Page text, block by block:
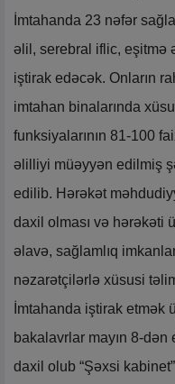
İmtahanda 23 nəfər
əlil, serebral iflic, eşitmə
iştirak edəcək. Onların
imtahan binalarında
funksiyalarının 81-100
əlilliyi müəyyən edilmiş
edilib. Hərəkət
daxil olması və hərəkəti
əlavə, sağlamlıq
nəzarətçilərlə xüsusi
İmtahanda iştirak etmək
bakalavrlar mayın
daxil olub “Şəxsi